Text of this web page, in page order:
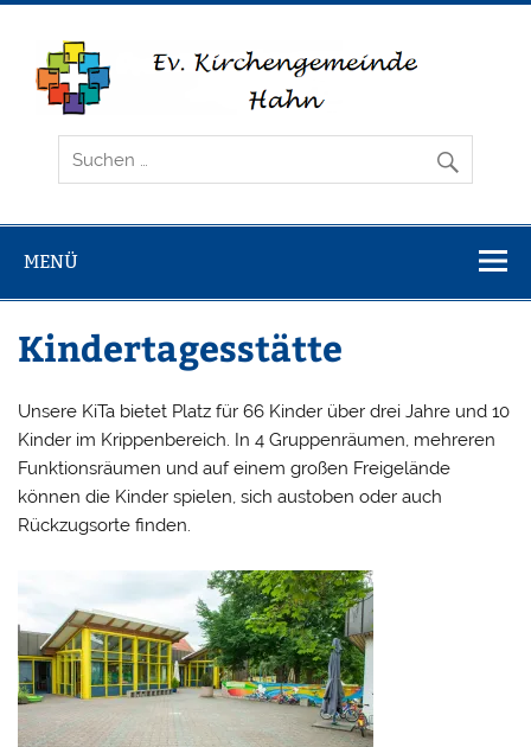
Zum
springen
Ev.
Die Internetseite der Evangelischen Kirchengemeinde Hahn
MENÜ
Kindertagesstätte
Unsere KiTa bietet Platz für 66 Kinder über drei Jahre und 10
Kinder im Krippenbereich. In 4 Gruppenräumen, mehreren
Funktionsräumen und auf einem großen Freigelände
können die Kinder spielen, sich austoben oder auch
Rückzugsorte finden.